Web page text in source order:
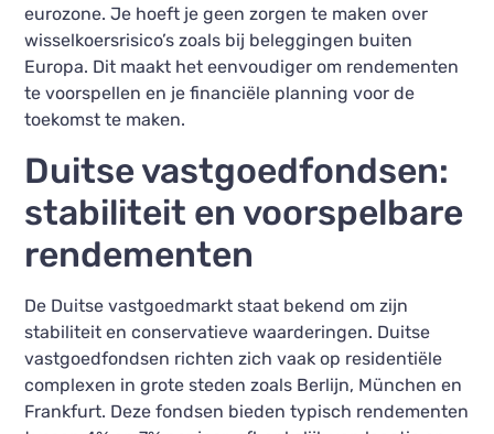
eurozone. Je hoeft je geen zorgen te maken over
wisselkoersrisico’s zoals bij beleggingen buiten
Europa. Dit maakt het eenvoudiger om rendementen
te voorspellen en je financiële planning voor de
toekomst te maken.
Duitse vastgoedfondsen:
stabiliteit en voorspelbare
rendementen
De Duitse vastgoedmarkt staat bekend om zijn
stabiliteit en conservatieve waarderingen. Duitse
vastgoedfondsen richten zich vaak op residentiële
complexen in grote steden zoals Berlijn, München en
Frankfurt. Deze fondsen bieden typisch rendementen